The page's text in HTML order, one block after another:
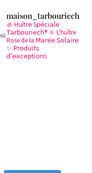
maison_tarbouriech
🦪 H𝗎ît𝗋𝖾 S𝗉𝖾́𝖼𝗂𝖺𝗅𝖾
𝖳𝖺𝗋𝖻𝗈𝗎𝗋𝗂𝖾𝖼𝗁® 🔆 L'huître
Rose de la 𝖬𝖺𝗋𝖾́𝖾 𝖲𝗈𝗅𝖺𝗂𝗋𝖾
✨ 𝖯𝗋𝗈𝖽𝗎𝗂𝗍𝗌
𝖽’𝖾𝗑𝖼𝖾𝗉𝗍𝗂𝗈𝗇𝗌